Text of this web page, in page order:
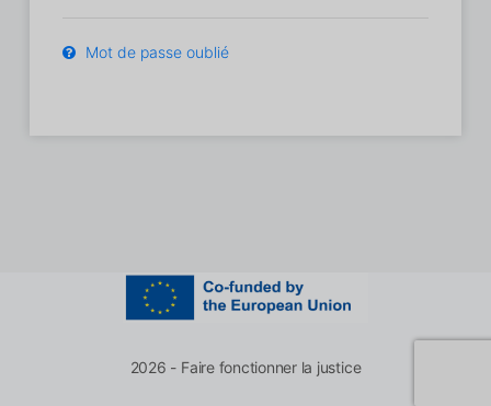
Mot de passe oublié
2026 - Faire fonctionner la justice